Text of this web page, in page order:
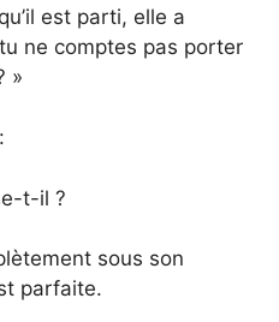
est parti, elle a
ne comptes pas porter
»
t-il ?
sous son
parfaite.